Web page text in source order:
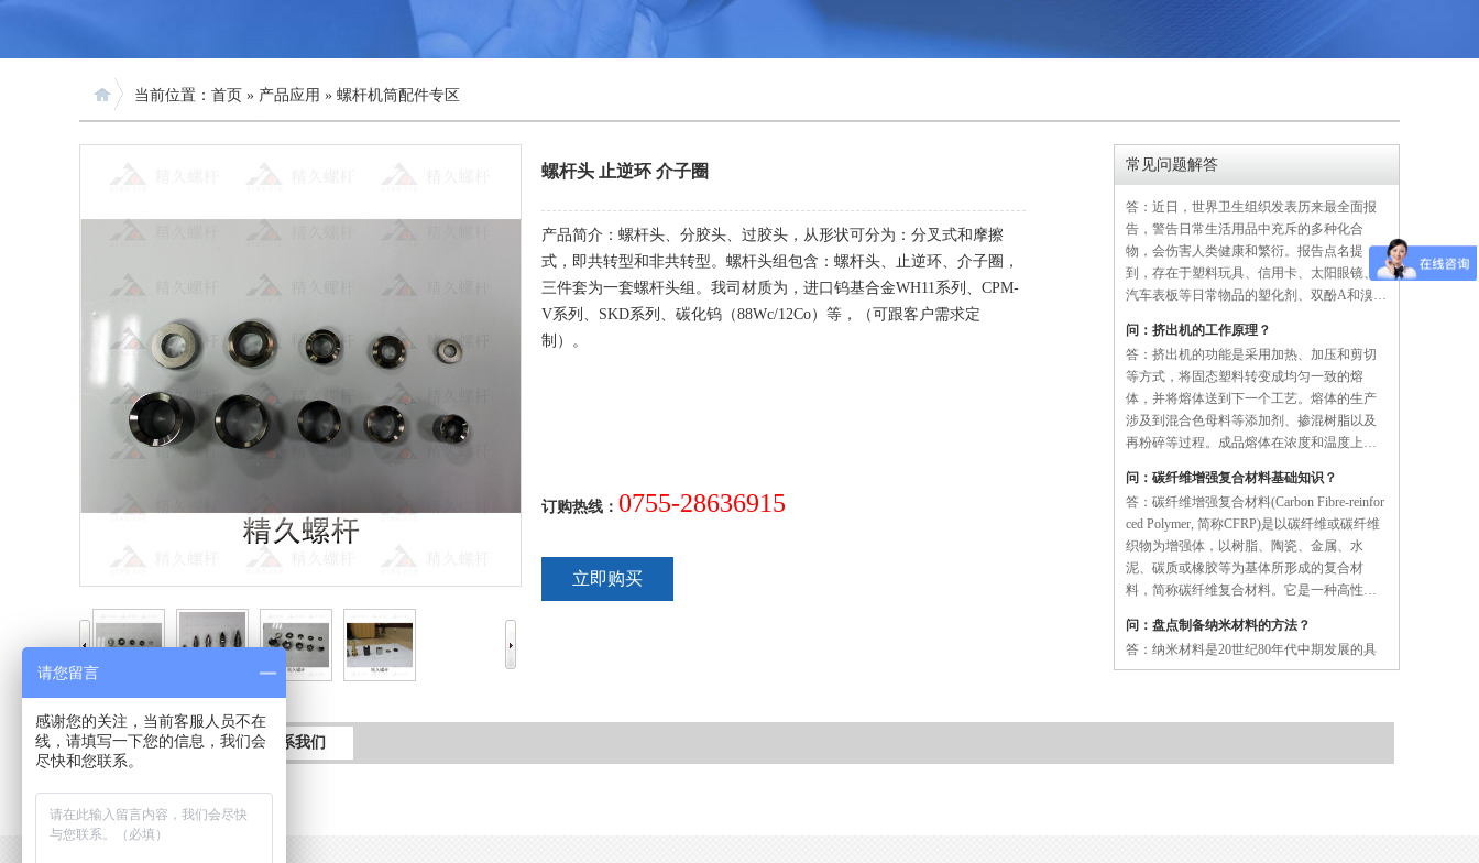
当前位置： 首页 » 产品应用 » 螺杆机筒配件专区
螺杆头 止逆环 介子圈
产品简介：螺杆头、分胶头、过胶头，从形状可分为：分叉式和摩擦
式，即共转型和非共转型。螺杆头组包含：螺杆头、止逆环、介子圈，
三件套为一套螺杆头组。我司材质为，进口钨基合金WH11系列、CPM-
V系列、SKD系列、碳化钨（88Wc/12Co）等，（可跟客户需求定
制）。
订购热线： 0755-28636915
立即购买
常见问题解答
须在最短时间内用软质布配酒精清除。否则
间接触。4、裁切时用电动锯(碳化钨锯片)或
手工刀都可。裁切时最好不要先撕掉保护
止：①划……
问：塑化剂阻燃剂对人体危害大可致癌
答：近日，世界卫生组织发表历来最全面报
告，警告日常生活用品中充斥的多种化合
物，会伤害人类健康和繁衍。报告点名提
到，存在于塑料玩具、信用卡、太阳眼镜、
汽车表板等日常物品的塑化剂、双酚A和溴化
阻燃剂这3种“内分泌干扰素”，可能导致癌
症、哮喘和不育等问题。 10年前仅指“对健康
有一定影响” 世卫16名专家经过逾两年时……
答：挤出机的功能是采用加热、加压和剪切
等方式，将固态塑料转变成均匀一致的熔
体，并将熔体送到下一个工艺。熔体的生产
涉及到混合色母料等添加剂、掺混树脂以及
再粉碎等过程。成品熔体在浓度和温度上必
须是均匀的。加压必须足够大，以将粘性的
聚合物挤出。挤出机通过一个带有螺杆和螺
旋刀的机筒完成以上所有的过程。塑料粒料
通过机筒一端的料斗进入……
答：碳纤维增强复合材料(Carbon Fibre-reinfor
ced Polymer, 简称CFRP)是以碳纤维或碳纤维
织物为增强体，以树脂、陶瓷、金属、水
泥、碳质或橡胶等为基体所形成的复合材
料，简称碳纤维复合材料。它是一种高性能
纤维，在建筑结构中的使用量最大。在保护
气氛中的有机纤维在施加张力牵引下，经过
热处理碳化而成为……
答：纳米材料是20世纪80年代中期发展的具
有全新结构的材料，是指由极细晶粒组成、
特征维度尺寸为1nm—l00nm的单晶体或多晶
效应等，纳米材料与相同成分的微米晶粒材
产品详情 联系我们
请您留言
感谢您的关注，当前客服人员不在
线，请填写一下您的信息，我们会
尽快和您联系。